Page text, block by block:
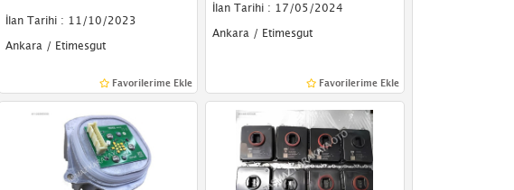
İlan Tarihi : 11/10/2023
Ankara / Etimesgut
Favorilerime Ekle
İlan Tarihi : 17/05/2024
Ankara / Etimesgut
Favorilerime Ekle